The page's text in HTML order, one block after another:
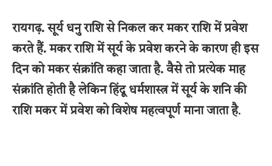
रायगढ़. सूर्य धनु राशि से निकल कर मकर राशि में प्रवेश
करते हैं. मकर राशि में सूर्य के प्रवेश करने के कारण ही इस
दिन को मकर संक्रांति कहा जाता है. वैसे तो प्रत्येक माह
संक्रांति होती है लेकिन हिंदू धर्मशास्त्र में सूर्य के शनि की
राशि मकर में प्रवेश को विशेष महत्वपूर्ण माना जाता है.